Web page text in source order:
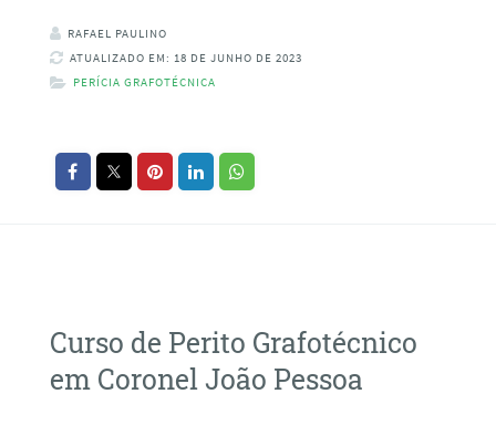
RAFAEL PAULINO
ATUALIZADO EM: 18 DE JUNHO DE 2023
PERÍCIA GRAFOTÉCNICA
Curso de Perito Grafotécnico
em Coronel João Pessoa